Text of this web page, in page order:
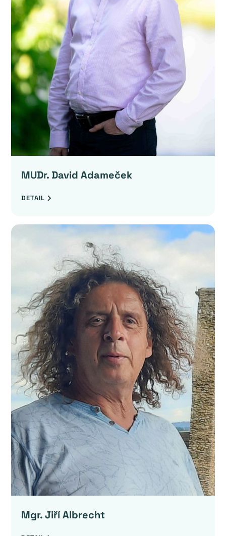
MUDr. David Adameček
DETAIL
Mgr. Jiří Albrecht